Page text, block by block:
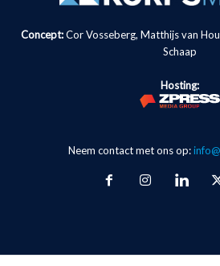
Concept:Cor Vosseberg, Matthijs van
Schaap
Hosting:
Neem contact met ons op: